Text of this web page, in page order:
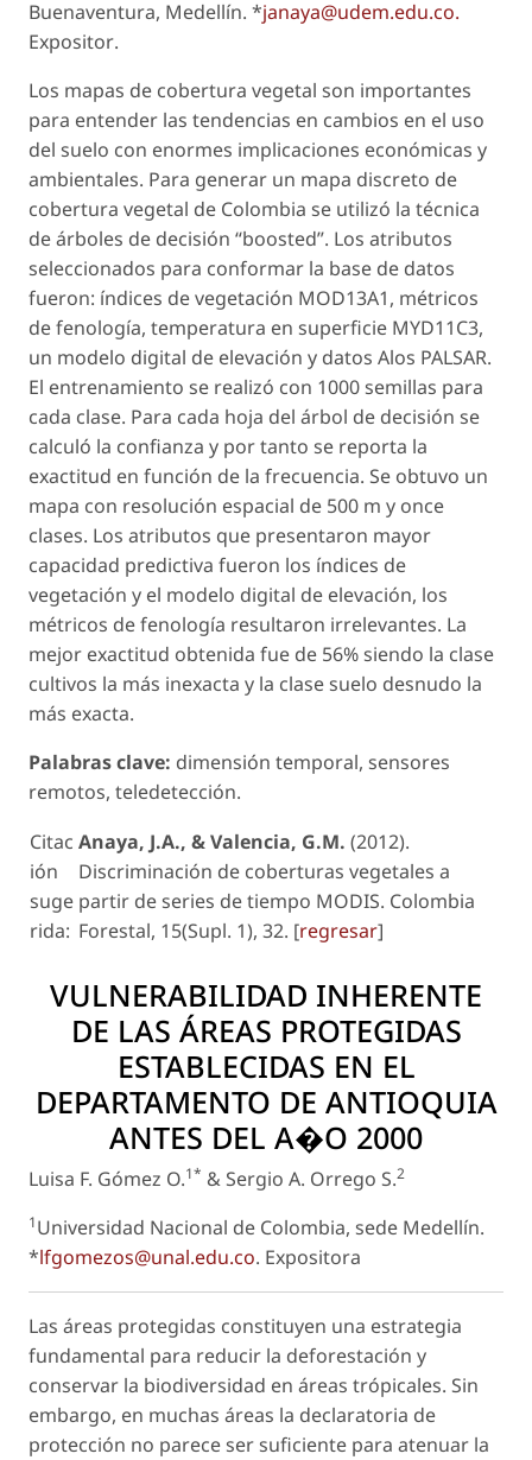
Buenaventura, Medellín. *janaya@udem.edu.co.
Expositor.
Los mapas de cobertura vegetal son importantes
para entender las tendencias en cambios en el uso
del suelo con enormes implicaciones económicas y
ambientales. Para generar un mapa discreto de
cobertura vegetal de Colombia se utilizó la técnica
de árboles de decisión “boosted”. Los atributos
seleccionados para conformar la base de datos
fueron: índices de vegetación MOD13A1, métricos
de fenología, temperatura en superficie MYD11C3,
un modelo digital de elevación y datos Alos PALSAR.
El entrenamiento se realizó con 1000 semillas para
cada clase. Para cada hoja del árbol de decisión se
calculó la confianza y por tanto se reporta la
exactitud en función de la frecuencia. Se obtuvo un
mapa con resolución espacial de 500 m y once
clases. Los atributos que presentaron mayor
capacidad predictiva fueron los índices de
vegetación y el modelo digital de elevación, los
métricos de fenología resultaron irrelevantes. La
mejor exactitud obtenida fue de 56% siendo la clase
cultivos la más inexacta y la clase suelo desnudo la
más exacta.
Palabras clave: dimensión temporal, sensores
remotos, teledetección.
Citac
ión
suge
rida:
Anaya, J.A., & Valencia, G.M. (2012).
Discriminación de coberturas vegetales a
partir de series de tiempo MODIS. Colombia
Forestal, 15(Supl. 1), 32. [regresar]
VULNERABILIDAD INHERENTE
DE LAS ÁREAS PROTEGIDAS
ESTABLECIDAS EN EL
DEPARTAMENTO DE ANTIOQUIA
ANTES DEL A�O 2000
Luisa F. Gómez O.1* & Sergio A. Orrego S.2
1Universidad Nacional de Colombia, sede Medellín.
*lfgomezos@unal.edu.co. Expositora
Las áreas protegidas constituyen una estrategia
fundamental para reducir la deforestación y
conservar la biodiversidad en áreas trópicales. Sin
embargo, en muchas áreas la declaratoria de
protección no parece ser suficiente para atenuar la